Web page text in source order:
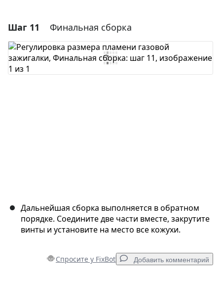
Добавить комментарий
Добавить комментарий
Шаг 11 Финальная сборка
Дальнейшая сборка выполняется в обратном
порядке. Соедините две части вместе, закрутите
винты и установите на место все кожухи.
Спросите у FixBot Добавить комментарий